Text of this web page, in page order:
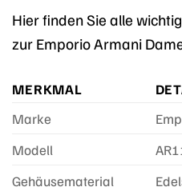
Hier finden Sie alle
zur Emporio Armani
MERKMAL
Marke
Modell
Gehäusematerial